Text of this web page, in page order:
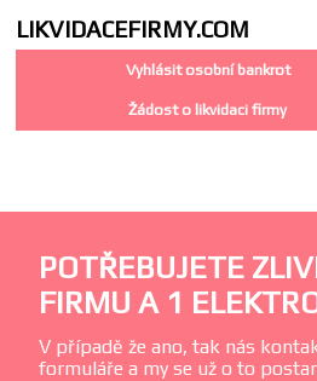
LIKVIDACEFIRMY.COM
Vyhlásit osobní bankrot
Žádost o likvidaci firmy
POTŘEBUJETE
FIRMU A 1
V případě že ano, tak nás
formuláře a my se už o to